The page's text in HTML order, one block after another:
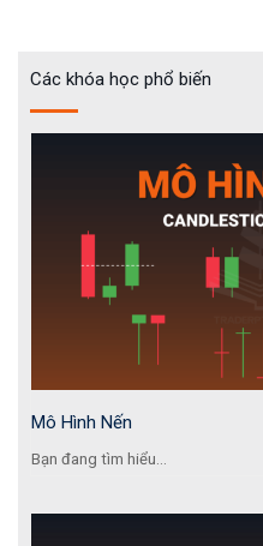
Các khóa học phổ biến
Mô Hình Nến
Bạn đang tìm hiểu...